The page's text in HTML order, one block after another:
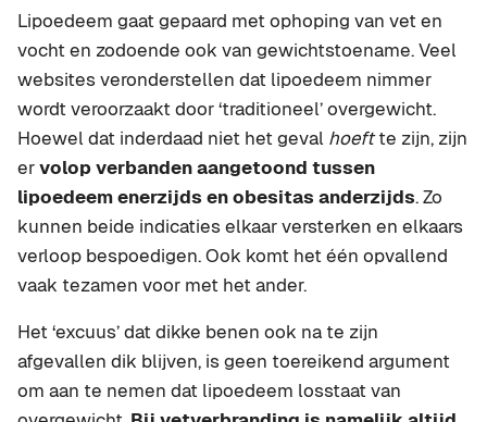
Lipoedeem gaat gepaard met ophoping van vet en
vocht en zodoende ook van gewichtstoename.Veel
websites veronderstellen dat lipoedeem nimmer
wordt veroorzaakt door ‘traditioneel’ overgewicht.
Hoewel dat inderdaad niet het geval hoeftte zijn, zijn
ervolop verbanden aangetoond tussen
lipoedeem enerzijds en obesitas anderzijds. Zo
kunnen beide indicaties elkaar versterken en elkaars
verloop bespoedigen. Ook komt het één opvallend
vaak tezamen voor met het ander.
Het ‘excuus’ dat dikke benen ook na te zijn
afgevallen dik blijven, is geen toereikend argument
om aan te nemen dat lipoedeem losstaat van